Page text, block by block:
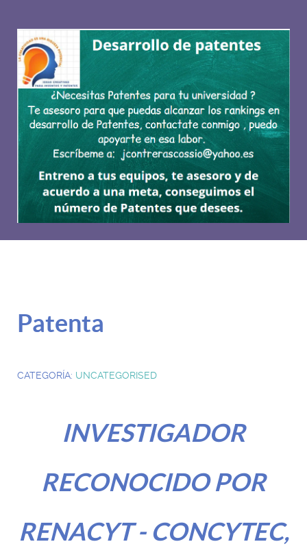
Patenta
CATEGORÍA: UNCATEGORISED
INVESTIGADOR
RECONOCIDO POR
RENACYT - CONCYTEC,